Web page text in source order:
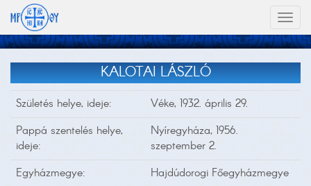
KALOTAI LÁSZLÓ
Születés helye, ideje:
Véke, 1932. április 29.
Pappá szentelés helye,
ideje:
Nyíregyháza, 1956.
szeptember 2.
Egyházmegye:
Hajdúdorogi Főegyházmegye